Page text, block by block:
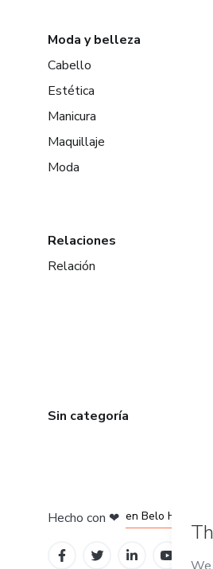
Moda y belleza
Cabello
Estética
Manicura
Maquillaje
Moda
Relaciones
Relación
Sin categoría
Hecho con ❤ en Belo Horizonte